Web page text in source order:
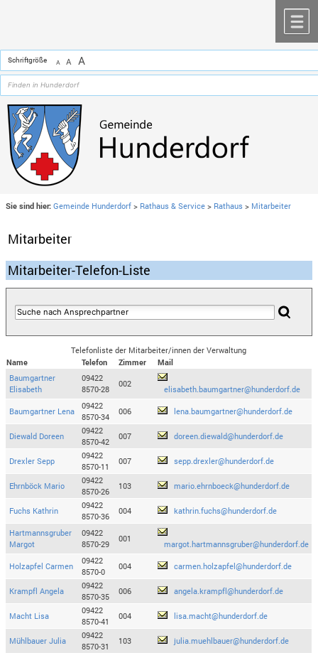
Schriftgröße A A A
Sie sind hier: Gemeinde Hunderdorf > Rathaus & Service > Rathaus > Mitarbeiter
Mitarbeiter
Mitarbeiter-Telefon-Liste
Telefonliste der Mitarbeiter/innen der Verwaltung
Name
Telefon Zimmer
Mail
Baumgartner
Elisabeth
09422
8570-28
002
elisabeth.baumgartner@hunderdorf.de
Baumgartner Lena
09422
8570-34
006 lena.baumgartner@hunderdorf.de
Diewald Doreen
09422
8570-42
007 doreen.diewald@hunderdorf.de
Drexler Sepp
09422
8570-11
007 sepp.drexler@hunderdorf.de
Ehrnböck Mario
09422
8570-26
103 mario.ehrnboeck@hunderdorf.de
Fuchs Kathrin
09422
8570-36
004 kathrin.fuchs@hunderdorf.de
Hartmannsgruber
Margot
09422
8570-29
001
margot.hartmannsgruber@hunderdorf.de
Holzapfel Carmen
09422
8570-0
004 carmen.holzapfel@hunderdorf.de
Krampfl Angela
09422
8570-35
006 angela.krampfl@hunderdorf.de
Macht Lisa
09422
8570-41
004 lisa.macht@hunderdorf.de
Mühlbauer Julia
09422
8570-31
103 julia.muehlbauer@hunderdorf.de